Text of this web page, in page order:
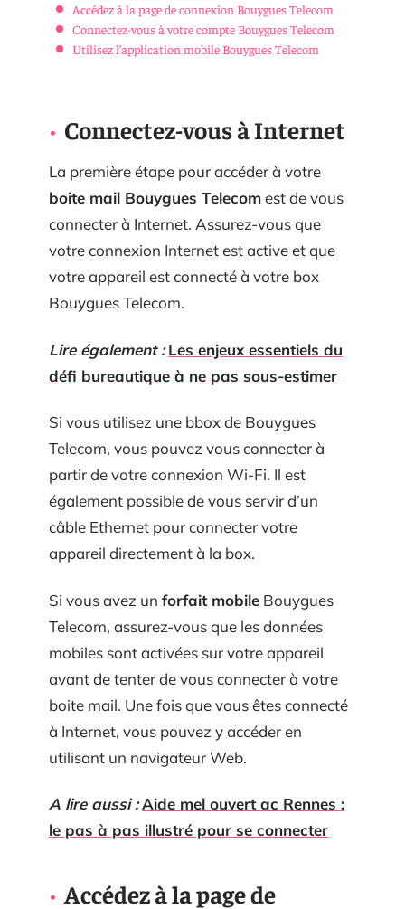
Accédez à la page de connexion Bouygues Telecom
Connectez-vous à votre compte Bouygues Telecom
Utilisez l’application mobile Bouygues Telecom
Connectez-vous à Internet
La première étape pour accéder à votre
boite mail Bouygues Telecomest de vous
connecter à Internet. Assurez-vous que
votre connexion Internet est active et que
votre appareil est connecté à votre box
Bouygues Telecom.
Lire également : Les enjeux essentiels du
défi bureautique à ne pas sous-estimer
Si vous utilisez une bbox de Bouygues
Telecom, vous pouvez vous connecter à
partir de votre connexion Wi-Fi. Il est
également possible de vous servir d’un
câble Ethernet pour connecter votre
appareil directement à la box.
Si vous avez un forfait mobile Bouygues
Telecom, assurez-vous que les données
mobiles sont activées sur votre appareil
avant de tenter de vous connecter à votre
boite mail. Une fois que vous êtes connecté
à Internet, vous pouvez y accéder en
utilisant un navigateur Web.
A lire aussi :Aide mel ouvert ac Rennes :
le pas à pas illustré pour se connecter
Accédez à la page de